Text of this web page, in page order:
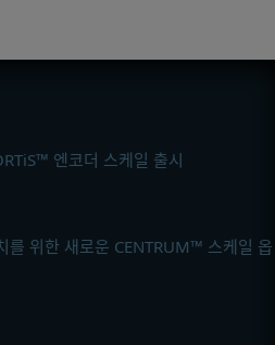
엔코더 스케일 출시
를 위한 새로운 CENTRUM™ 스케일 옵